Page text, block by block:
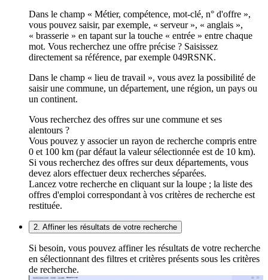
Dans le champ « Métier, compétence, mot-clé, n° d'offre »,
vous pouvez saisir, par exemple, « serveur », « anglais »,
« brasserie » en tapant sur la touche « entrée » entre chaque
mot. Vous recherchez une offre précise ? Saisissez
directement sa référence, par exemple 049RSNK.
Dans le champ « lieu de travail », vous avez la possibilité de
saisir une commune, un département, une région, un pays ou
un continent.
Vous recherchez des offres sur une commune et ses
alentours ?
Vous pouvez y associer un rayon de recherche compris entre
0 et 100 km (par défaut la valeur sélectionnée est de 10 km).
Si vous recherchez des offres sur deux départements, vous
devez alors effectuer deux recherches séparées.
Lancez votre recherche en cliquant sur la loupe ; la liste des
offres d'emploi correspondant à vos critères de recherche est
restituée.
2. Affiner les résultats de votre recherche
Si besoin, vous pouvez affiner les résultats de votre recherche
en sélectionnant des filtres et critères présents sous les critères
de recherche.